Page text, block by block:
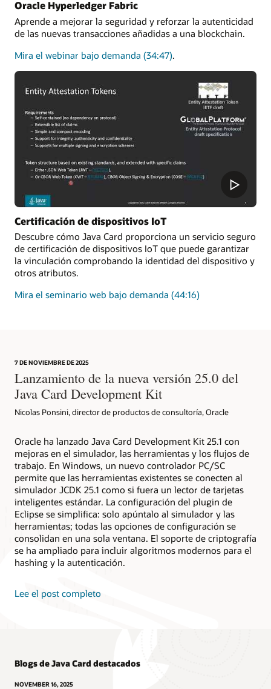
Oracle Hyperledger Fabric
Aprende a mejorar la seguridad y reforzar la autenticidad
de las nuevas transacciones añadidas a una blockchain.
Mira el webinar bajo demanda sobre
de
las
transacciones
a
una
blockchain
(34:47).
Certificación de dispositivos IoT
Descubre cómo Java Card proporciona un servicio seguro
de certificación de dispositivos IoT que puede garantizar
la vinculación comprobando la identidad del dispositivo y
otros atributos.
Mira el seminario web bajo demanda sobre
acreditación
(44:16)
7 DE NOVIEMBRE DE 2025
Lanzamiento de la nueva versión 25.0 del
Java Card Development Kit
Nicolas Ponsini, director de productos de consultoría, Oracle
Oracle ha lanzado Java Card Development Kit 25.1 con
mejoras en el simulador, las herramientas y los flujos de
trabajo. En Windows, un nuevo controlador PC/SC
permite que las herramientas existentes se conecten al
simulador JCDK 25.1 como si fuera un lector de tarjetas
inteligentes estándar. La configuración del plugin de
Eclipse se simplifica: solo apúntalo al simulador y las
herramientas; todas las opciones de configuración se
consolidan en una sola ventana. El soporte de criptografía
se ha ampliado para incluir algoritmos modernos para el
hashing y la autenticación.
Lee el post completo
Blogs de Java Card destacados
NOVEMBER 16, 2025